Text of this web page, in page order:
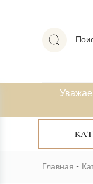
Главная